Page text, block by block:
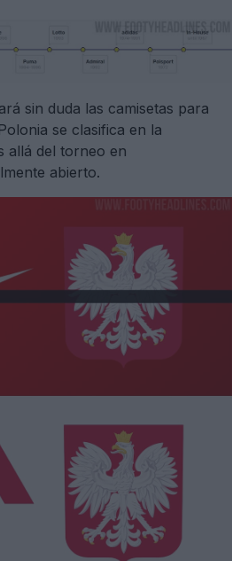
sin duda las camisetas para
se clasifica en la
allá del torneo en
abierto.